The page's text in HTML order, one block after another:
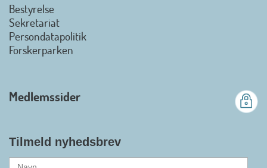
Danish.Care fra den 01. juli 2026
officielt kan kalde sig for
medlemsforening i DI - Dansk
gennemslagskraft og skabe
hjælpemidler samt give
medlemmerne adgang til en
Bestyrelse
Sekretariat
Persondatapolitik
Forskerparken
Medlemssider
Tilmeld nyhedsbrev